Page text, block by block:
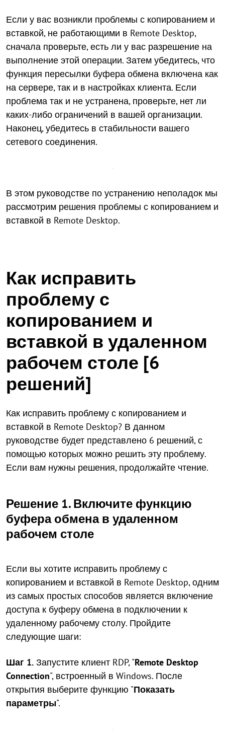
Если у вас возникли проблемы с копированием и
вставкой, не работающими в Remote Desktop,
сначала проверьте, есть ли у вас разрешение на
выполнение этой операции. Затем убедитесь, что
функция пересылки буфера обмена включена как
на сервере, так и в настройках клиента. Если
проблема так и не устранена, проверьте, нет ли
каких-либо ограничений в вашей организации.
Наконец, убедитесь в стабильности вашего
сетевого соединения.
В этом руководстве по устранению неполадок мы
рассмотрим решения проблемы с копированием и
вставкой в Remote Desktop.
Как исправить
проблему с
копированием и
вставкой в удаленном
рабочем столе [6
решений]
Как исправить проблему с копированием и
вставкой в Remote Desktop? В данном
руководстве будет представлено 6 решений, с
помощью которых можно решить эту проблему.
Если вам нужны решения, продолжайте чтение.
Решение 1. Включите функцию
буфера обмена в удаленном
рабочем столе
Если вы хотите исправить проблему с
копированием и вставкой в Remote Desktop, одним
из самых простых способов является включение
доступа к буферу обмена в подключении к
удаленному рабочему столу. Пройдите
следующие шаги:
Шаг 1. Запустите клиент RDP, "Remote Desktop
Connection", встроенный в Windows. После
открытия выберите функцию "Показать
параметры".